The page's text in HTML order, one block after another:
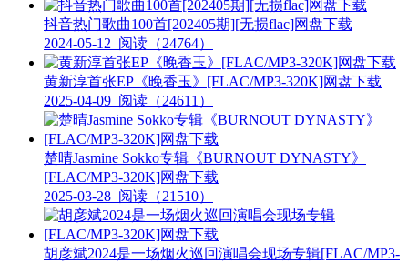
抖音热门歌曲100首[202405期][无损flac]网盘下载
2024-05-12 阅读（24764）
黄新淳首张EP《晚香玉》[FLAC/MP3-320K]网盘下载
2025-04-09 阅读（24611）
楚晴Jasmine Sokko专辑《BURNOUT DYNASTY》
[FLAC/MP3-320K]网盘下载
2025-03-28 阅读（21510）
胡彦斌2024是一场烟火巡回演唱会现场专辑[FLAC/MP3-